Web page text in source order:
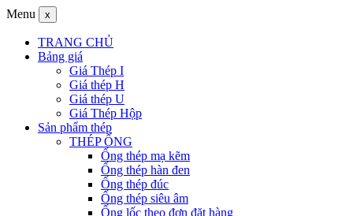
Menu x
TRANG CHỦ
Bảng giá
Giá Thép I
Giá thép H
Giá thép U
Giá Thép Hộp
Sản phẩm thép
THÉP ỐNG
Ống thép mạ kẽm
Ống thép hàn đen
Ống thép đúc
Ống thép siêu âm
Ống lốc theo đơn đặt hàng